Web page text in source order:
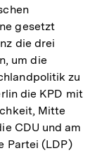
gesetzt
die drei
um die
zu
die KPD mit
Mitte
CDU und am
Partei (LDP)